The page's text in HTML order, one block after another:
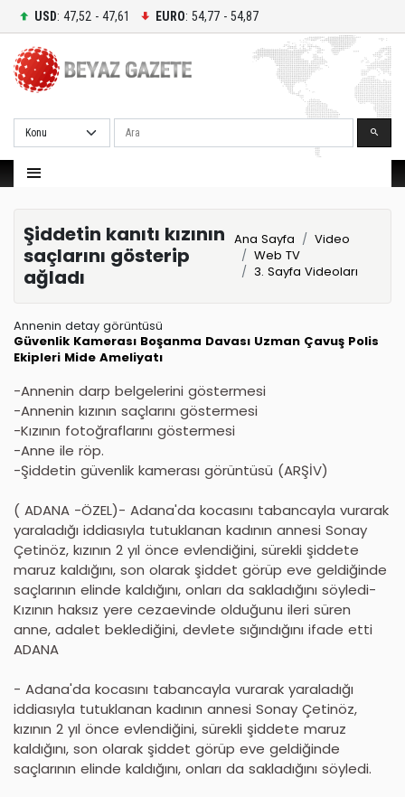
USD: 47,52 - 47,61 EURO: 54,77 - 54,87
Ara
Şiddetin kanıtı kızının
saçlarını gösterip
ağladı
Ana Sayfa
Video
Web TV
3. Sayfa Videoları
Annenin detay görüntüsü
Güvenlik Kamerası Boşanma Davası Uzman Çavuş Polis
Ekipleri Mide Ameliyatı
-Annenin darp belgelerini göstermesi
-Annenin kızının saçlarını göstermesi
-Kızının fotoğraflarını göstermesi
-Anne ile röp.
-Şiddetin güvenlik kamerası görüntüsü (ARŞİV)
( ADANA -ÖZEL)- Adana'da kocasını tabancayla vurarak
yaraladığı iddiasıyla tutuklanan kadının annesi Sonay
Çetinöz, kızının 2 yıl önce evlendiğini, sürekli şiddete
maruz kaldığını, son olarak şiddet görüp eve geldiğinde
saçlarının elinde kaldığını, onları da sakladığını söyledi-
Kızının haksız yere cezaevinde olduğunu ileri süren
anne, adalet beklediğini, devlete sığındığını ifade etti
ADANA
- Adana'da kocasını tabancayla vurarak yaraladığı
iddiasıyla tutuklanan kadının annesi Sonay Çetinöz,
kızının 2 yıl önce evlendiğini, sürekli şiddete maruz
kaldığını, son olarak şiddet görüp eve geldiğinde
saçlarının elinde kaldığını, onları da sakladığını söyledi.